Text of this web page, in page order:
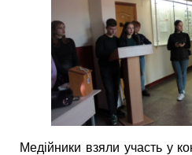
Медійники взяли участь у